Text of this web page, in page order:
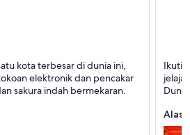
Kuil, dan Urban
kota terbesar di dunia ini,
elektronik dan pencakar
sakura indah bermekaran.
Ikuti